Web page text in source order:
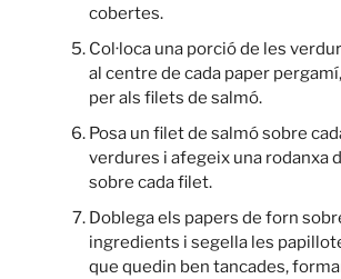
cobertes.
Col·loca una porció de les
al centre de cada paper
per als filets de salmó.
Posa un filet de salmó sobre
verdures i afegeix una rodanxa
sobre cada filet.
Doblega els papers de forn
ingredients i segella les
que quedin ben tancades,